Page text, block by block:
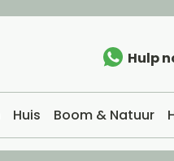
Hulp
Huis Boom & Natuur